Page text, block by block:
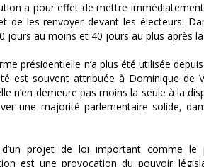
a pour effet de mettre
de les renvoyer devant les électeurs.
jours au moins et 40 jours au plus après
présidentielle n’a plus été utilisée
est souvent attribuée à Dominique de
n’en demeure pas moins la seule à la
une majorité parlementaire solide,
projet de loi important comme
est une provocation du pouvoir